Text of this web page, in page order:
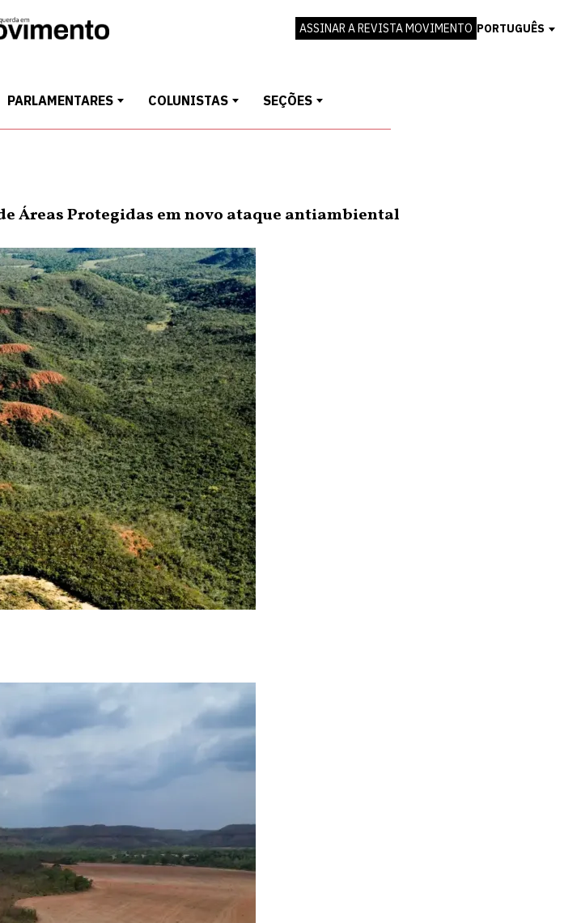
ASSINAR A REVISTA MOVIMENTO PORTUGUÊS
PARLAMENTARES COLUNISTAS SEÇÕES
Áreas Protegidas em novo ataque antiambiental